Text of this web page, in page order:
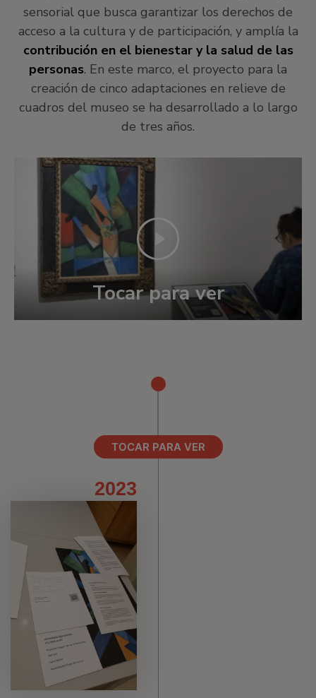
sensorial que busca garantizar los derechos de
acceso a la cultura y de participación, y amplía la
contribución en el bienestar y la salud de las
personas. En este marco, el proyecto para la
creación de cinco adaptaciones en relieve de
cuadros del museo se ha desarrollado a lo largo
de tres años.
Tocar para ver
TOCAR PARA VER
2023